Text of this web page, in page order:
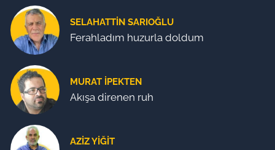
SELAHATTIN SARIOĞLU
Ferahladım huzurla doldum
MURAT İPEKTEN
Akışa direnen ruh
AZIZ YIĞIT